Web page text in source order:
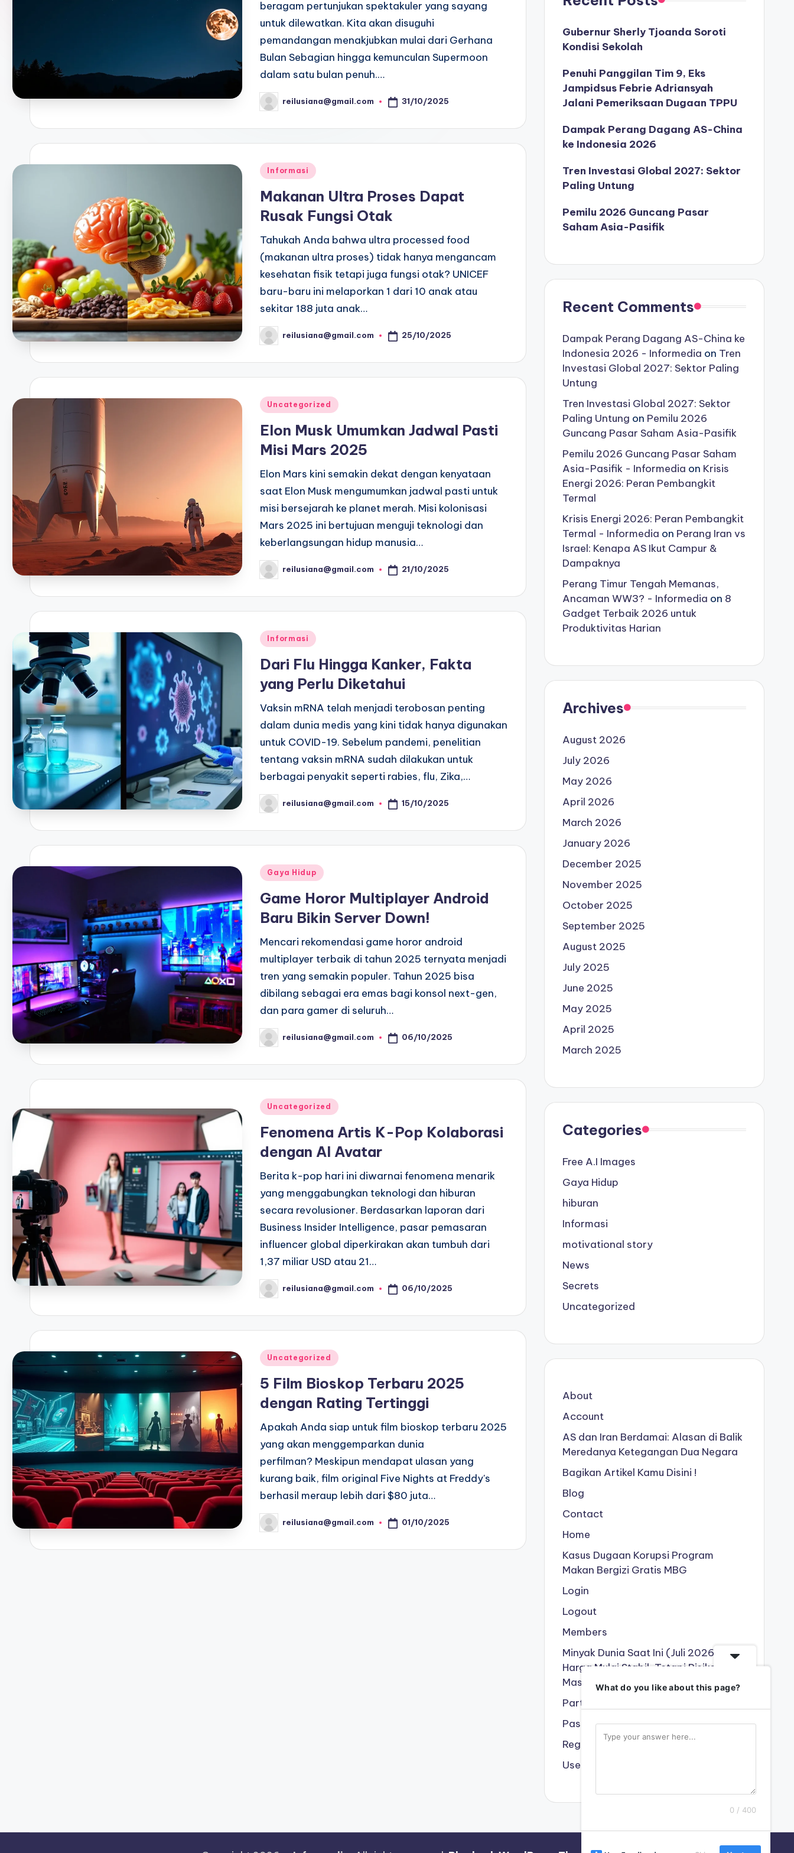
beragam pertunjukan spektakuler yang sayang
untuk dilewatkan. Kita akan disuguhi
pemandangan menakjubkan mulai dari Gerhana
Bulan Sebagian hingga kemunculan Supermoon
dalam satu bulan penuh.…
Posted
by
reilusiana@gmail.com 31/10/2025
Posted
Informasi
Makanan Ultra Proses Dapat
Rusak Fungsi Otak
Tahukah Anda bahwa ultra processed food
(makanan ultra proses) tidak hanya mengancam
kesehatan fisik tetapi juga fungsi otak? UNICEF
baru-baru ini melaporkan 1 dari 10 anak atau
sekitar 188 juta anak…
Posted
by
reilusiana@gmail.com 25/10/2025
Posted
Uncategorized
Elon Musk Umumkan Jadwal Pasti
Misi Mars 2025
Elon Mars kini semakin dekat dengan kenyataan
saat Elon Musk mengumumkan jadwal pasti untuk
misi bersejarah ke planet merah. Misi kolonisasi
Mars 2025 ini bertujuan menguji teknologi dan
keberlangsungan hidup manusia…
Posted
by
reilusiana@gmail.com 21/10/2025
Posted
Informasi
Dari Flu Hingga Kanker, Fakta
yang Perlu Diketahui
Vaksin mRNA telah menjadi terobosan penting
dalam dunia medis yang kini tidak hanya digunakan
untuk COVID-19. Sebelum pandemi, penelitian
tentang vaksin mRNA sudah dilakukan untuk
berbagai penyakit seperti rabies, flu, Zika,…
Posted
by
reilusiana@gmail.com 15/10/2025
Posted
Gaya Hidup
Game Horor Multiplayer Android
Baru Bikin Server Down!
Mencari rekomendasi game horor android
multiplayer terbaik di tahun 2025 ternyata menjadi
tren yang semakin populer. Tahun 2025 bisa
dibilang sebagai era emas bagi konsol next-gen,
dan para gamer di seluruh…
Posted
by
reilusiana@gmail.com 06/10/2025
Posted
Uncategorized
Fenomena Artis K-Pop Kolaborasi
dengan AI Avatar
Berita k-pop hari ini diwarnai fenomena menarik
yang menggabungkan teknologi dan hiburan
secara revolusioner. Berdasarkan laporan dari
Business Insider Intelligence, pasar pemasaran
influencer global diperkirakan akan tumbuh dari
1,37 miliar USD atau 21…
Posted
by
reilusiana@gmail.com 06/10/2025
Posted
Uncategorized
5 Film Bioskop Terbaru 2025
dengan Rating Tertinggi
Apakah Anda siap untuk film bioskop terbaru 2025
yang akan menggemparkan dunia
perfilman? Meskipun mendapat ulasan yang
kurang baik, film original Five Nights at Freddy's
berhasil meraup lebih dari $80 juta…
Posted
by
reilusiana@gmail.com 01/10/2025
Gubernur Sherly Tjoanda Soroti
Kondisi Sekolah
Penuhi Panggilan Tim 9, Eks
Jampidsus Febrie Adriansyah
Jalani Pemeriksaan Dugaan TPPU
Dampak Perang Dagang AS-China
ke Indonesia 2026
Tren Investasi Global 2027: Sektor
Paling Untung
Pemilu 2026 Guncang Pasar
Saham Asia-Pasifik
Recent Comments
Dampak Perang Dagang AS-China ke
Indonesia 2026 - Informedia on Tren
Investasi Global 2027: Sektor Paling
Untung
Tren Investasi Global 2027: Sektor
Paling Untung on Pemilu 2026
Guncang Pasar Saham Asia-Pasifik
Pemilu 2026 Guncang Pasar Saham
Asia-Pasifik - Informedia on Krisis
Energi 2026: Peran Pembangkit
Termal
Krisis Energi 2026: Peran Pembangkit
Termal - Informedia on Perang Iran vs
Israel: Kenapa AS Ikut Campur &
Dampaknya
Perang Timur Tengah Memanas,
Ancaman WW3? - Informedia on 8
Gadget Terbaik 2026 untuk
Produktivitas Harian
Archives
August 2026
July 2026
May 2026
April 2026
March 2026
January 2026
December 2025
November 2025
October 2025
September 2025
August 2025
July 2025
June 2025
May 2025
April 2025
March 2025
Categories
Free A.I Images
Gaya Hidup
hiburan
Informasi
motivational story
News
Secrets
Uncategorized
About
Account
AS dan Iran Berdamai: Alasan di Balik
Meredanya Ketegangan Dua Negara
Bagikan Artikel Kamu Disini !
Blog
Contact
Home
Kasus Dugaan Korupsi Program
Makan Bergizi Gratis MBG
Login
Logout
Members
Minyak Dunia Saat Ini (Juli 2026):
Harga Mulai Stabil, Tetapi Risiko
Masih Tinggi !!!
Partner Kami
Password Reset
Register
User
What do you like about this page?
0 / 400